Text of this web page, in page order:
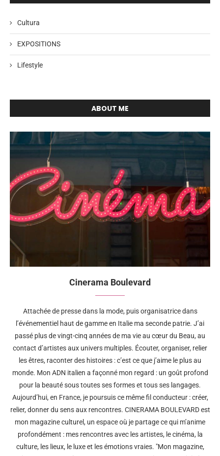
Cultura
EXPOSITIONS
Lifestyle
ABOUT ME
Cinerama Boulevard
Attachée de presse dans la mode, puis organisatrice dans
l’événementiel haut de gamme en Italie ma seconde patrie. J’ai
passé plus de vingt-cinq années de ma vie au cœur du Beau, au
contact d’artistes aux univers multiples. Écouter, organiser, relier
les êtres, raconter des histoires : c’est ce que j’aime le plus au
monde. Mon ADN italien a façonné mon regard : un goût profond
pour la beauté sous toutes ses formes et tous ses langages.
Aujourd’hui, en France, je poursuis ce même fil conducteur : créer,
relier, donner du sens aux rencontres. CINERAMA BOULEVARD est
mon magazine culturel, un espace où je partage ce qui m’anime
profondément : mes rencontres avec les artistes, le cinéma, la
culture, les lieux, le luxe et les émotions vraies. "Mon magazine,